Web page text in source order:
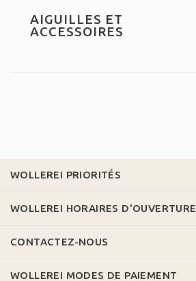
AIGUILLES ET
ACCESSOIRES
WOLLEREI PRIORITÉS
WOLLEREI HORAIRES D'OUVERTURE
CONTACTEZ-NOUS
WOLLEREI MODES DE PAIEMENT